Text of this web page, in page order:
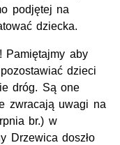
podjętej na
dziecka.
Pamiętajmy aby
dzieci
dróg. Są one
zwracają uwagi na
br.) w
Drzewica doszło